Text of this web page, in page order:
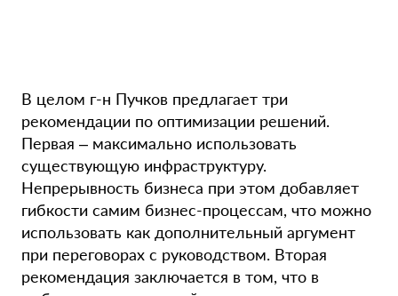
В целом г-н Пучков предлагает три
рекомендации по оптимизации решений.
Первая – максимально использовать
существующую инфраструктуру.
Непрерывность бизнеса при этом добавляет
гибкости самим бизнес-процессам, что можно
использовать как дополнительный аргумент
при переговорах с руководством. Вторая
рекомендация заключается в том, что в